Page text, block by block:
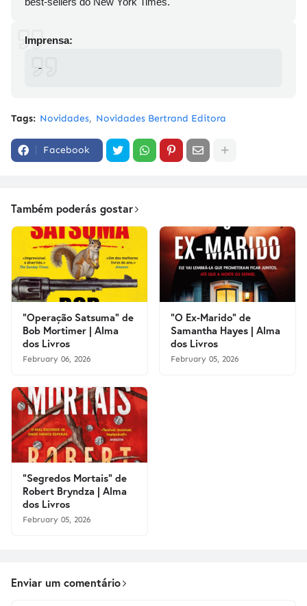
Imprensa:
-
Tags: Novidades Novidades Bertrand Editora
Facebook
Também poderás gostar
"Operação Satsuma" de
Bob Mortimer | Alma
dos Livros
February 06, 2026
"O Ex-Marido" de
Samantha Hayes | Alma
dos Livros
February 05, 2026
"Segredos Mortais" de
Robert Bryndza | Alma
dos Livros
February 05, 2026
Enviar um comentário